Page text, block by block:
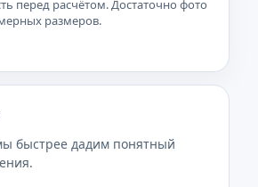
перед расчётом. Достаточно фото
размеров.
быстрее дадим понятный